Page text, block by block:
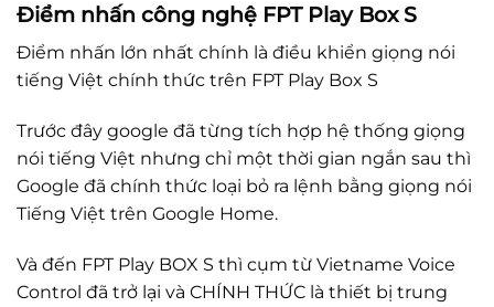
Điểm nhấn công nghệ FPT Play Box S
Điểm nhấn lớn nhất chính là điều khiển giọng nói
tiếng Việt chính thức trên FPT Play Box S
Trước đây google đã từng tích hợp hệ thống giọng
nói tiếng Việt nhưng chỉ một thời gian ngắn sau thì
Google đã chính thức loại bỏ ra lệnh bằng giọng nói
Tiếng Việt trên Google Home.
Và đến FPT Play BOX S thì cụm từ Vietname Voice
Control đã trở lại và CHÍNH THỨC là thiết bị trung